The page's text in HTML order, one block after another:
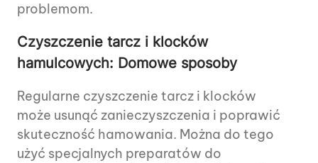
problemom.
Czyszczenie tarcz i klocków
hamulcowych: Domowe sposoby
Regularne czyszczenie tarcz i klocków
może usunąć zanieczyszczenia i poprawić
skuteczność hamowania. Można do tego
użyć specjalnych preparatów do